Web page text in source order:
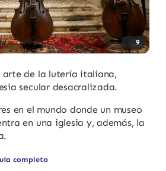
9
arte de la lutería italiana,
secular desacralizada.
en el mundo donde un museo
en una iglesia y, además, la
completa